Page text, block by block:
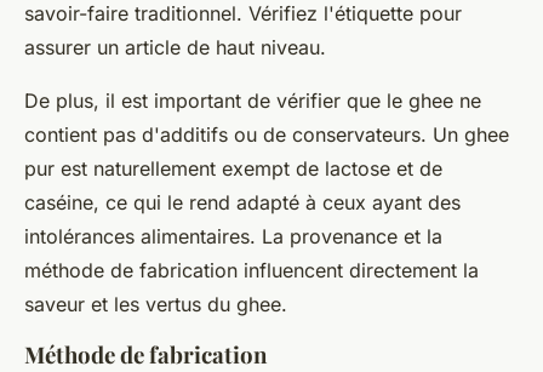
savoir-faire traditionnel. Vérifiez l'étiquette pour
assurer un article de haut niveau.
De plus, il est important de vérifier que le ghee ne
contient pas d'additifs ou de conservateurs. Un ghee
pur est naturellement exempt de lactose et de
caséine, ce qui le rend adapté à ceux ayant des
intolérances alimentaires. La provenance et la
méthode de fabrication influencent directement la
saveur et les vertus du ghee.
Méthode de fabrication